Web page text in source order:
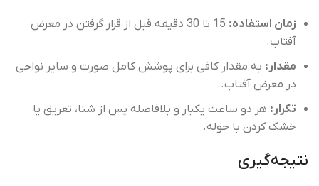
زمان استفاده:
15 تا 30 دقیقه قبل از قرار گرفتن در معرض
آفتاب.
مقدار: به مقدار کافی برای پوشش کامل صورت و سایر نواحی
در معرض آفتاب.
تکرار: هر دو ساعت یکبار و بلافاصله پس از شنا، تعریق یا
خشک کردن با حوله.
نتیجه‌گیری